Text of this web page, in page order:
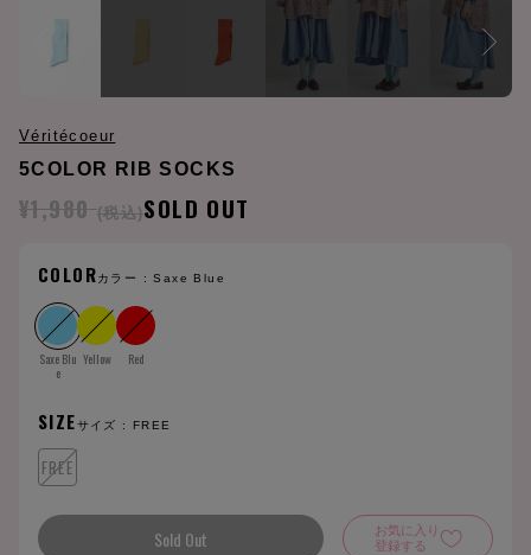
Véritécoeur
5COLOR RIB SOCKS
¥1,980 (税込)SOLD OUT
COLORカラー :Saxe Blue
Saxe Blu
e
Yellow Red
SIZEサイズ : FREE
FREE
Sold Out
お気に入り
登録する